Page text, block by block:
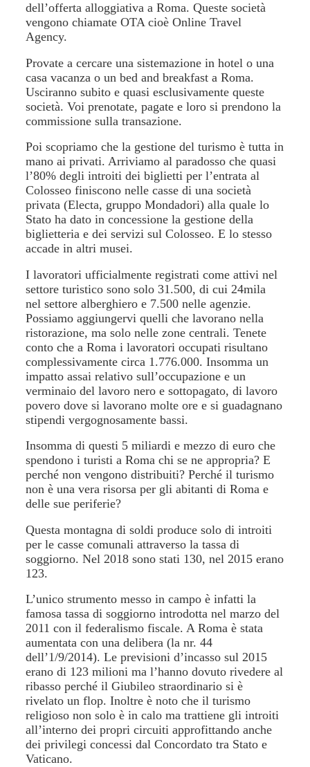
dell’offerta alloggiativa a Roma. Queste società
vengono chiamate OTA cioè Online Travel
Agency.
Provate a cercare una sistemazione in hotel o una
casa vacanza o un bed and breakfast a Roma.
Usciranno subito e quasi esclusivamente queste
società. Voi prenotate, pagate e loro si prendono la
commissione sulla transazione.
Poi scopriamo che la gestione del turismo è tutta in
mano ai privati. Arriviamo al paradosso che quasi
l’80% degli introiti dei biglietti per l’entrata al
Colosseo finiscono nelle casse di una società
privata (Electa, gruppo Mondadori) alla quale lo
Stato ha dato in concessione la gestione della
biglietteria e dei servizi sul Colosseo. E lo stesso
accade in altri musei.
I lavoratori ufficialmente registrati come attivi nel
settore turistico sono solo 31.500, di cui 24mila
nel settore alberghiero e 7.500 nelle agenzie.
Possiamo aggiungervi quelli che lavorano nella
ristorazione, ma solo nelle zone centrali. Tenete
conto che a Roma i lavoratori occupati risultano
complessivamente circa 1.776.000. Insomma un
impatto assai relativo sull’occupazione e un
verminaio del lavoro nero e sottopagato, di lavoro
povero dove si lavorano molte ore e si guadagnano
stipendi vergognosamente bassi.
Insomma di questi 5 miliardi e mezzo di euro che
spendono i turisti a Roma chi se ne appropria? E
perché non vengono distribuiti? Perché il turismo
non è una vera risorsa per gli abitanti di Roma e
delle sue periferie?
Questa montagna di soldi produce solo di introiti
per le casse comunali attraverso la tassa di
soggiorno. Nel 2018 sono stati 130, nel 2015 erano
123.
L’unico strumento messo in campo è infatti la
famosa tassa di soggiorno introdotta nel marzo del
2011 con il federalismo fiscale. A Roma è stata
aumentata con una delibera (la nr. 44
dell’1/9/2014). Le previsioni d’incasso sul 2015
erano di 123 milioni ma l’hanno dovuto rivedere al
ribasso perché il Giubileo straordinario si è
rivelato un flop. Inoltre è noto che il turismo
religioso non solo è in calo ma trattiene gli introiti
all’interno dei propri circuiti approfittando anche
dei privilegi concessi dal Concordato tra Stato e
Vaticano.